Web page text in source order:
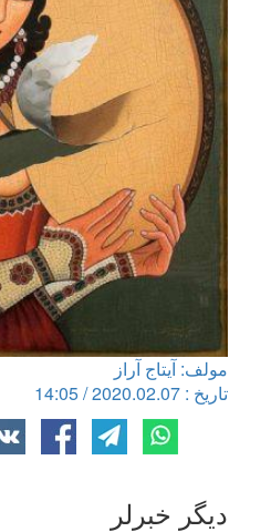
مولف: آیتاج آراز
تاریخ : 2020.02.07 / 14:05
دیگر خبرلر